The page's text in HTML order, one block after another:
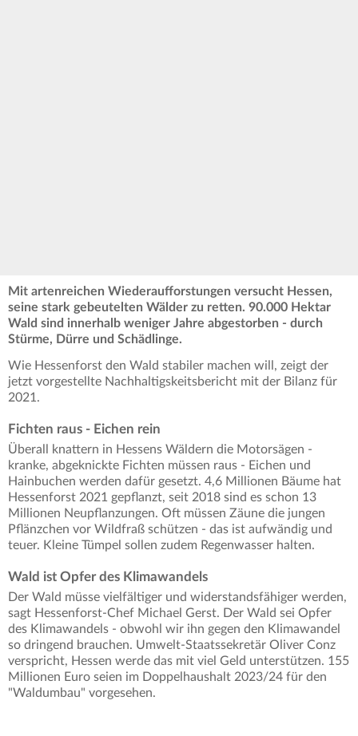
Mit artenreichen Wiederaufforstungen versucht Hessen,
seine stark gebeutelten Wälder zu retten. 90.000 Hektar
Wald sind innerhalb weniger Jahre abgestorben - durch
Stürme, Dürre und Schädlinge.
Wie Hessenforst den Wald stabiler machen will, zeigt der
jetzt vorgestellte Nachhaltigskeitsbericht mit der Bilanz für
2021.
Fichten raus - Eichen rein
Überall knattern in Hessens Wäldern die Motorsägen -
kranke, abgeknickte Fichten müssen raus - Eichen und
Hainbuchen werden dafür gesetzt. 4,6 Millionen Bäume hat
Hessenforst 2021 gepflanzt, seit 2018 sind es schon 13
Millionen Neupflanzungen. Oft müssen Zäune die jungen
Pflänzchen vor Wildfraß schützen - das ist aufwändig und
teuer. Kleine Tümpel sollen zudem Regenwasser halten.
Wald ist Opfer des Klimawandels
Der Wald müsse vielfältiger und widerstandsfähiger werden,
sagt Hessenforst-Chef Michael Gerst. Der Wald sei Opfer
des Klimawandels - obwohl wir ihn gegen den Klimawandel
so dringend brauchen. Umwelt-Staatssekretär Oliver Conz
verspricht, Hessen werde das mit viel Geld unterstützen. 155
Millionen Euro seien im Doppelhaushalt 2023/24 für den
"Waldumbau" vorgesehen.